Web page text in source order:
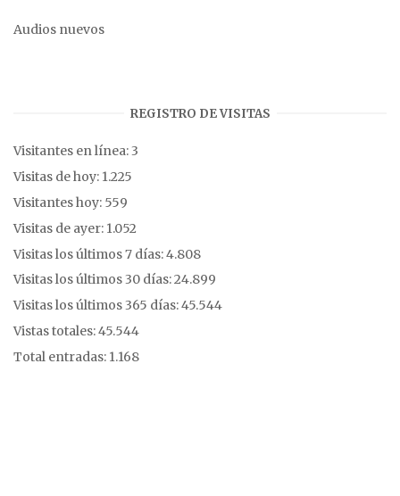
Audios nuevos
REGISTRO DE VISITAS
Visitantes en línea:3
Visitas de hoy: 1.225
Visitantes hoy: 559
Visitas de ayer: 1.052
Visitas los últimos 7 días:4.808
Visitas los últimos 30 días:24.899
Visitas los últimos 365 días:45.544
Vistas totales:45.544
Total entradas: 1.168